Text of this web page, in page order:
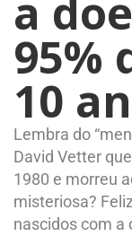
a
95%
10
Lembra do
David Vetter
1980 e morreu
misteriosa?
nascidos com a